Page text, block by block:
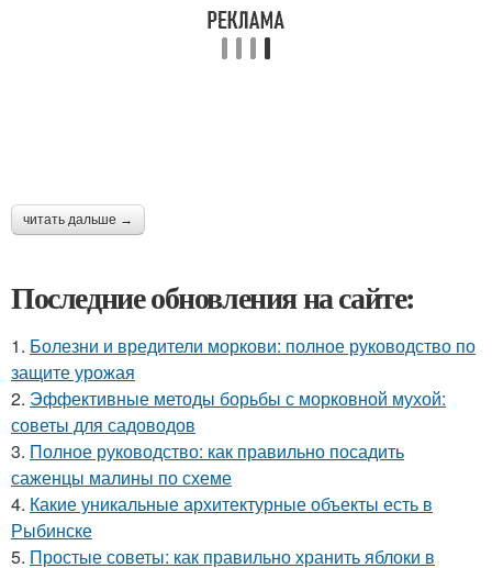
читать дальше →
Последние обновления на сайте:
1. Болезни и вредители моркови: полное руководство по
защите урожая
2. Эффективные методы борьбы с морковной мухой:
советы для садоводов
3. Полное руководство: как правильно посадить
саженцы малины по схеме
4. Какие уникальные архитектурные объекты есть в
Рыбинске
5. Простые советы: как правильно хранить яблоки в